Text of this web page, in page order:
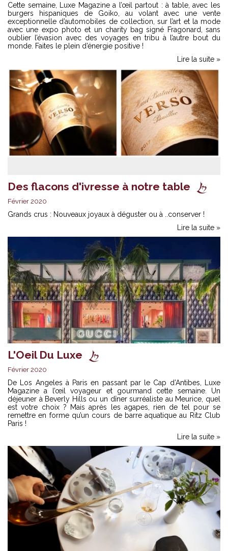
Cette semaine, Luxe Magazine a l’œil partout : à table, avec les
burgers hispaniques de Goiko, au volant avec une vente
exceptionnelle d’automobiles de collection, sur l’art et la mode
avec une expo photo et un charity bag signé Fragonard, sans
oublier l’évasion avec des voyages en tribu à l’autre bout du
monde. Faites le plein d’énergie positive !
Lire la suite »
Des flacons d'ivresse à notre table
Février 2020
Grands crus : Nouveaux joyaux à déguster ou à ..conserver !
Lire la suite »
L'Oeil Du Luxe
Février 2020
De Los Angeles à Paris en passant par le Cap d’Antibes, Luxe
Magazine a l’œil voyageur et gourmand cette semaine. Un
déjeuner à Beverly Hills ou un dîner surréaliste au Meurice, quel
est votre choix ? Mais après les agapes, rien de tel pour se
remettre en forme qu’un cours de barre aquatique au Ritz Club
Paris !
Lire la suite »